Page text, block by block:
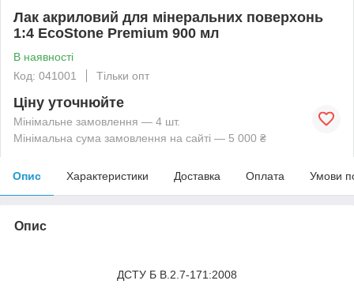
Лак акриловий для мінеральних поверхонь
1:4 EcoStone Premium 900 мл
В наявності
Код: 041001
Тільки опт
Ціну уточнюйте
Мінімальне замовлення — 4 шт.
Мінімальна сума замовлення на сайті — 5 000 ₴
Опис Характеристики Доставка Оплата Умови
Опис
ДСТУ Б В.2.7-171:2008